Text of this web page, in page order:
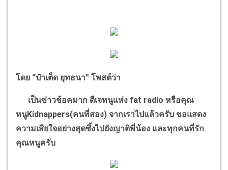
โดย “ป๋าเต็ด ยุทธนา” โพสต์ว่า
เป็นข่าวช้อคมาก ดีเจหนูแห่ง fat radio หรือคุณ
หนูKidnappers(คนที่สอง) จากเราไปแล้วครับ ขอแสดง
ความเสียใจอย่างสุดซึ้งไปยังญาติพี่น้อง และทุกคนที่รัก
คุณหนูครับ